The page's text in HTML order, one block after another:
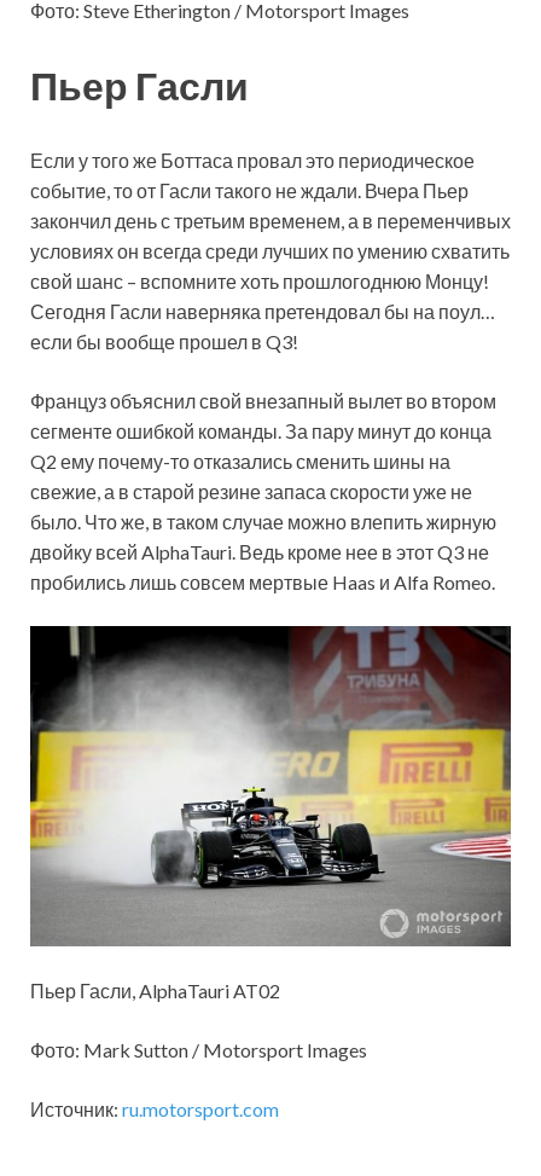
Фото: Steve Etherington / Motorsport Images
Пьер Гасли
Если у того же Боттаса провал это периодическое
событие, то от Гасли такого не ждали. Вчера Пьер
закончил день с третьим временем, а в переменчивых
условиях он всегда среди лучших по умению схватить
свой шанс – вспомните хоть прошлогоднюю Монцу!
Сегодня Гасли наверняка претендовал бы на поул…
если бы вообще прошел в Q3!
Француз объяснил свой внезапный вылет во втором
сегменте ошибкой команды. За пару минут до конца
Q2 ему почему-то отказались сменить шины на
свежие, а в старой резине запаса скорости уже не
было. Что же, в таком случае можно влепить жирную
двойку всей AlphaTauri. Ведь кроме нее в этот Q3 не
пробились лишь совсем мертвые Haas и Alfa Romeo.
Пьер Гасли, AlphaTauri AT02
Фото: Mark Sutton / Motorsport Images
Источник: ru.motorsport.com